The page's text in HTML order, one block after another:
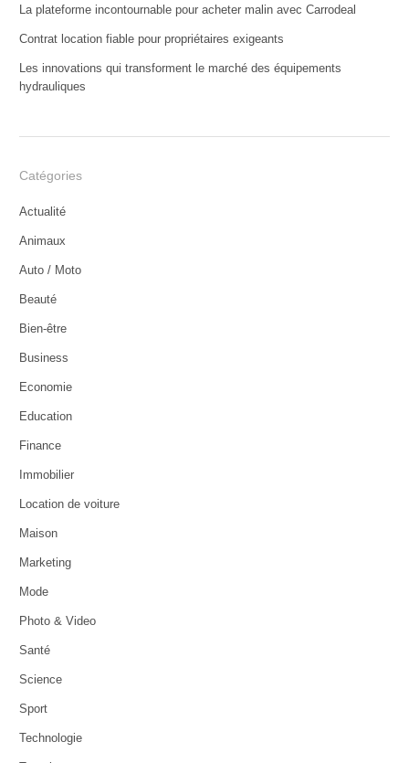
La plateforme incontournable pour acheter malin avec Carrodeal
Contrat location fiable pour propriétaires exigeants
Les innovations qui transforment le marché des équipements
hydrauliques
Catégories
Actualité
Animaux
Auto / Moto
Beauté
Bien-être
Business
Economie
Education
Finance
Immobilier
Location de voiture
Maison
Marketing
Mode
Photo & Video
Santé
Science
Sport
Technologie